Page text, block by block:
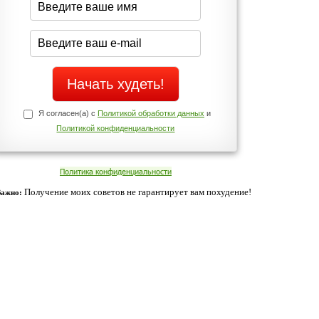
Да
Нет
Телефоны службы поддержки
+7 (909) 421-77-27
cookies. Оставаясь с нами, вы соглашаетесь с нашей
Согласен